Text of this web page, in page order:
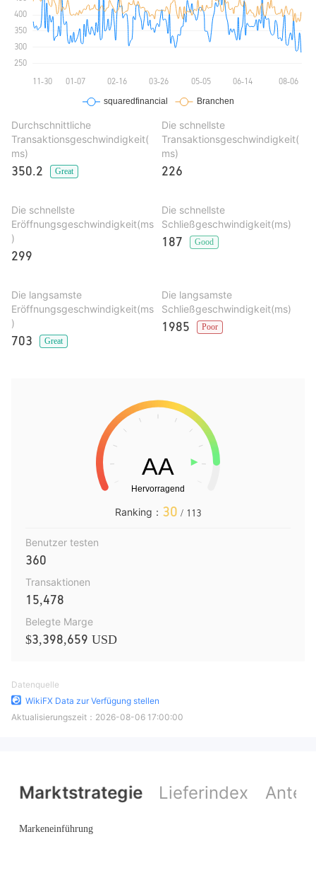
Durchschnittliche
Transaktionsgeschwindigkeit(
ms)
350.2 Great
Die schnellste
Transaktionsgeschwindigkeit(
ms)
226
Die schnellste
Eröffnungsgeschwindigkeit(ms
)
299
Die schnellste
Schließgeschwindigkeit(ms)
187 Good
Die langsamste
Eröffnungsgeschwindigkeit(ms
)
703 Great
Die langsamste
Schließgeschwindigkeit(ms)
1985 Poor
Ranking： 30 / 113
Benutzer testen
360
Transaktionen
15,478
Belegte Marge
$3,398,659 USD
Datenquelle
WikiFX Data zur Verfügung stellen
Aktualisierungszeit： 2026-08-06 17:00:00
Marktstrategie Lieferindex Anteil